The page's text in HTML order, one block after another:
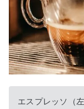
エスプレッソ（